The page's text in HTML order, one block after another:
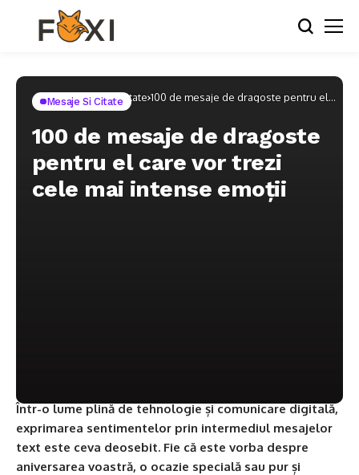
Home Mesaje si Citate 100 de mesaje de dragoste pentru el
Mesaje Si Citate
100 de mesaje de dragoste
pentru el care vor trezi
cele mai intense emoții
Într-o lume plină de tehnologie și comunicare digitală,
exprimarea sentimentelor prin intermediul mesajelor
text este ceva deosebit. Fie că este vorba despre
aniversarea voastră, o ocazie specială sau pur și